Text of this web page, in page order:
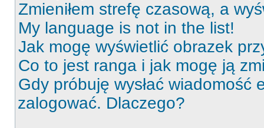
Zmieniłem strefę czasową, a
My language is not in the list!
Jak mogę wyświetlić obrazek
Co to jest ranga i jak mogę ją
Gdy próbuję wysłać wiadomość
zalogować. Dlaczego?